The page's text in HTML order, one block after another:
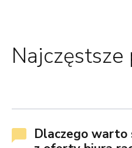
Najczęstsze
Dlaczego warto